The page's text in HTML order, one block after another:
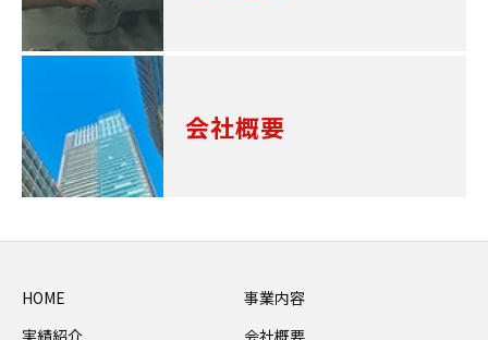
会社概要
HOME
事業内容